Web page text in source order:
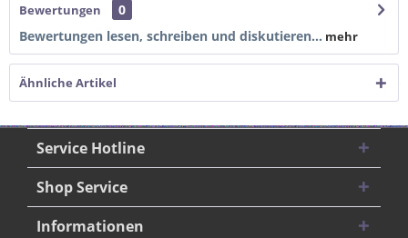
Bewertungen
0
Bewertungen lesen, schreiben und diskutieren... mehr
Ähnliche Artikel
Service Hotline
Shop Service
Informationen